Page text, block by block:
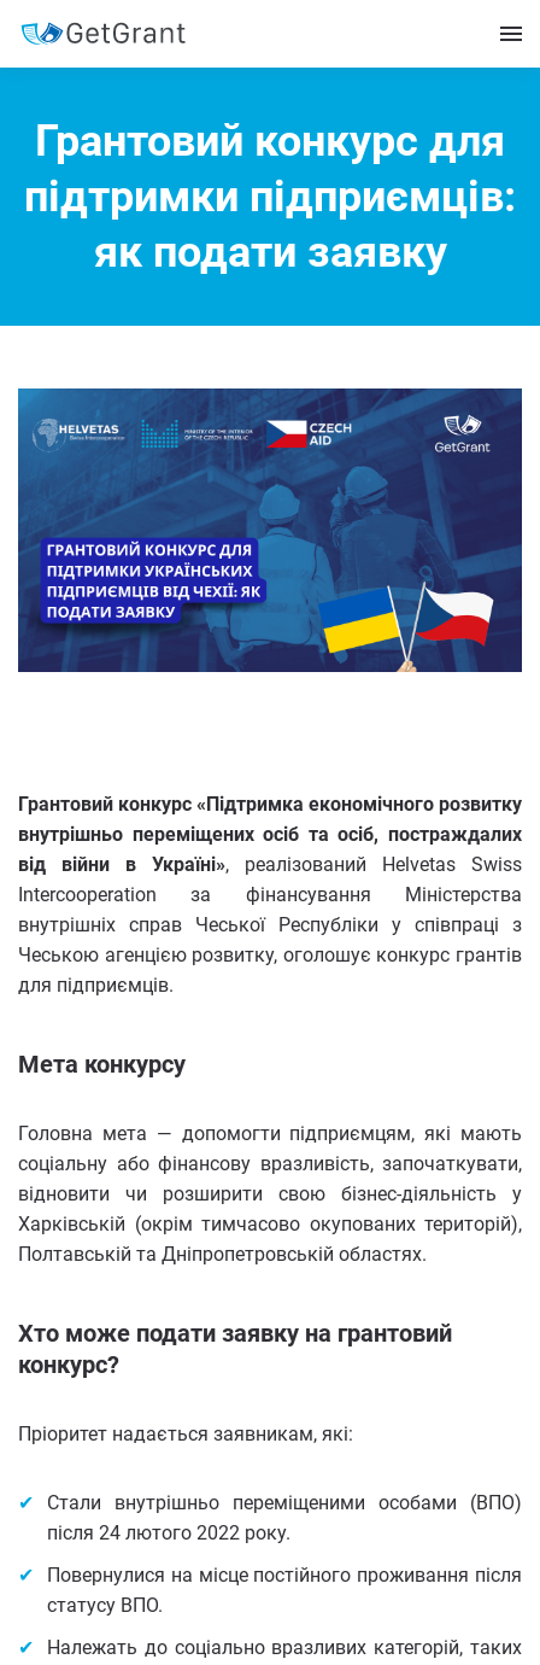
Грантовий конкурс для
підтримки підприємців:
як подати заявку
Грантовий конкурс «Підтримка економічного розвитку
внутрішньо переміщених осіб та осіб, постраждалих
від війни в Україні», реалізований Helvetas Swiss
Intercooperation за фінансування Міністерства
внутрішніх справ Чеської Республіки у співпраці з
Чеською агенцією розвитку, оголошує конкурс грантів
для підприємців.
Мета конкурсу
Головна мета — допомогти підприємцям, які мають
соціальну або фінансову вразливість, започаткувати,
відновити чи розширити свою бізнес-діяльність у
Харківській (окрім тимчасово окупованих територій),
Полтавській та Дніпропетровській областях.
Хто може подати заявку на грантовий
конкурс?
Пріоритет надається заявникам, які:
Стали внутрішньо переміщеними особами (ВПО)
після 24 лютого 2022 року.
Повернулися на місце постійного проживання після
статусу ВПО.
Належать до соціально вразливих категорій, таких